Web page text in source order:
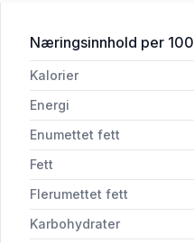
Næringsinnhold for
per
Kalorier
Energi
Enumettet fett
Fett
Flerumettet fett
Karbohydrater